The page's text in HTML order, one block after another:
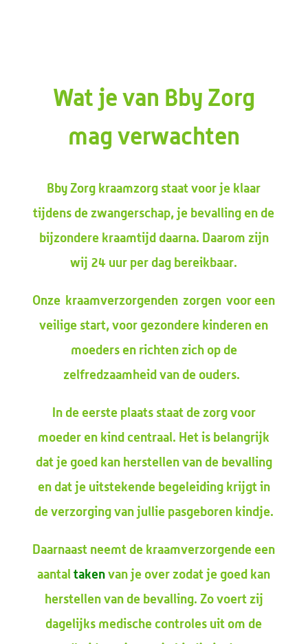
Wat je van Bby Zorg
mag verwachten
BbyZorg kraamzorg staat voor je klaar
tijdens de zwangerschap, je bevalling en de
bijzondere kraamtijd daarna. Daarom zijn
wij 24 uur per dag bereikbaar.
Onze kraamverzorgenden zorgen voor een
veilige start, voor gezondere kinderen en
moeders en richten zich op de
zelfredzaamheid van de ouders.
In de eerste plaats staat de zorg voor
moeder en kind centraal. Het is belangrijk
dat je goed kan herstellen van de bevalling
en dat je uitstekende begeleiding krijgt in
de verzorging van jullie pasgeboren kindje.
Daarnaast neemt de kraamverzorgende een
aantaltakenvan je over zodat je goed kan
herstellen van de bevalling. Zo voert zij
dagelijks medische controles uit om de